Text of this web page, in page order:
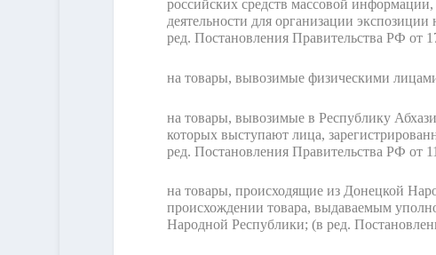
российских средств массовой
деятельности для организации
ред. Постановления Правительства РФ от
на товары, вывозимые физическими
на товары, вывозимые в Республику
которых выступают лица,
ред. Постановления Правительства РФ от
на товары, происходящие из Донецкой
происхождении товара, выдаваемым
Народной Республики; (в ред.